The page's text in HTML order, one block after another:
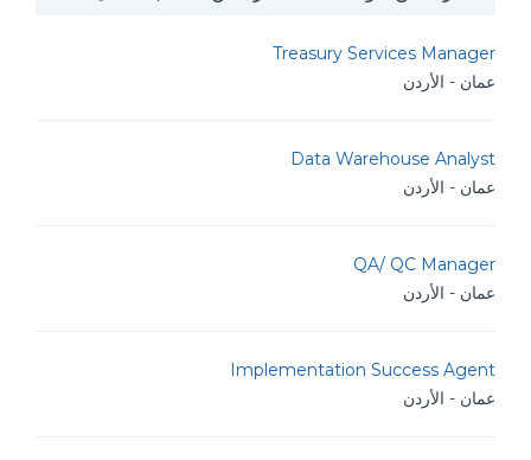
Treasury Services Manager
عمان - الأردن
Data Warehouse Analyst
عمان - الأردن
QA/ QC Manager
عمان - الأردن
Implementation Success Agent
عمان - الأردن